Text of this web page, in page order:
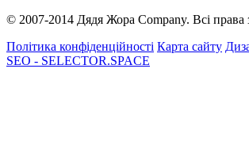
© 2007-2014 Дядя Жора Company. Всі права
Політика конфіденційності Карта сайту
SEO - SELECTOR.SPACE